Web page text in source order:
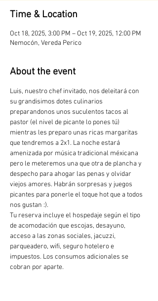
Time & Location
Oct 18, 2025, 3:00 PM – Oct 19, 2025, 12:00 PM
Nemocón, Vereda Perico
About the event
Luis, nuestro chef invitado, nos deleitará con
su grandisimos dotes culinarios
preparandonos unos suculentos tacos al
pastor (el nivel de picante lo pones tú)
mientras les preparo unas ricas margaritas
que tendremos a 2x1. La noche estará
amenizada por música tradicional méxicana
pero le meteremos una que otra de plancha y
despecho para ahogar las penas y olvidar
viejos amores. Habrán sorpresas y juegos
picantes para ponerle el toque hot que a todos
nos gustan :).
Tu reserva incluye el hospedaje según el tipo
de acomodación que escojas, desayuno,
acceso a las zonas sociales, jacuzzi,
parqueadero, wifi, seguro hotelero e
impuestos. Los consumos adicionales se
cobran por aparte.